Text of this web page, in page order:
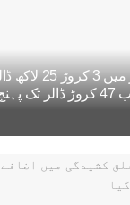
ملکی زرمبادلہ